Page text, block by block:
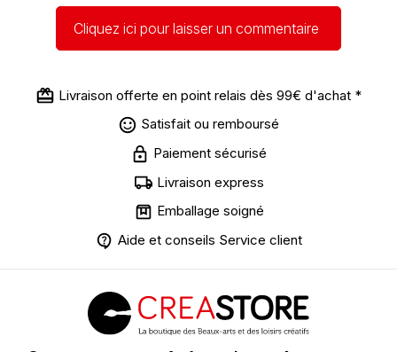
Cliquez ici pour laisser un commentaire
Livraison offerte en point relais dès 99€ d'achat *
Satisfait ou remboursé
Paiement sécurisé
Livraison express
Emballage soigné
Aide et conseils Service client